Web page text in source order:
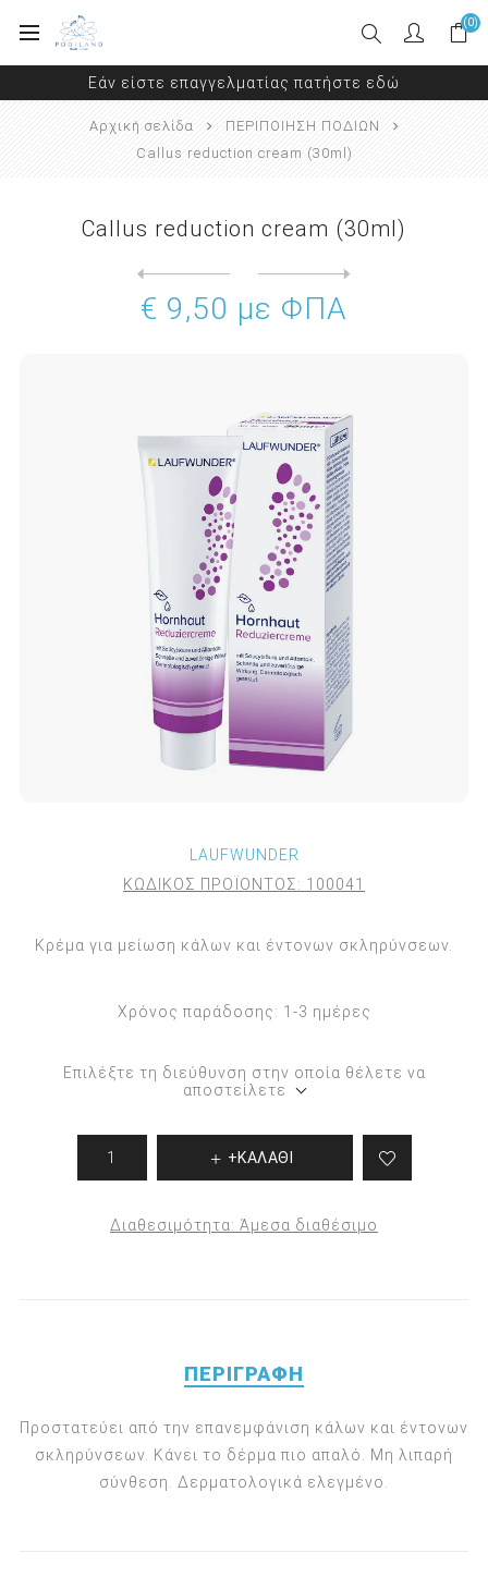
(0)
Εάν είστε επαγγελματίας πατήστε εδώ
Αρχική σελίδα
ΠΕΡΙΠΟΙΗΣΗ ΠΟΔΙΩΝ
Callus reduction cream (30ml)
Callus reduction cream (30ml)
€ 9,50 με ΦΠΑ
LAUFWUNDER
ΚΩΔΙΚΟΣ ΠΡΟΪΟΝΤΟΣ: 100041
Κρέμα για μείωση κάλων και έντονων σκληρύνσεων.
Χρόνος παράδοσης: 1-3 ημέρες
Επιλέξτε τη διεύθυνση στην οποία θέλετε να
αποστείλετε
+ΚΑΛΑΘΙ
Διαθεσιμότητα: Άμεσα διαθέσιμο
ΠΕΡΙΓΡΑΦΉ
Προστατεύει από την επανεμφάνιση κάλων και έντονων
σκληρύνσεων. Κάνει το δέρμα πιο απαλό. Μη λιπαρή
σύνθεση. Δερματολογικά ελεγμένο.